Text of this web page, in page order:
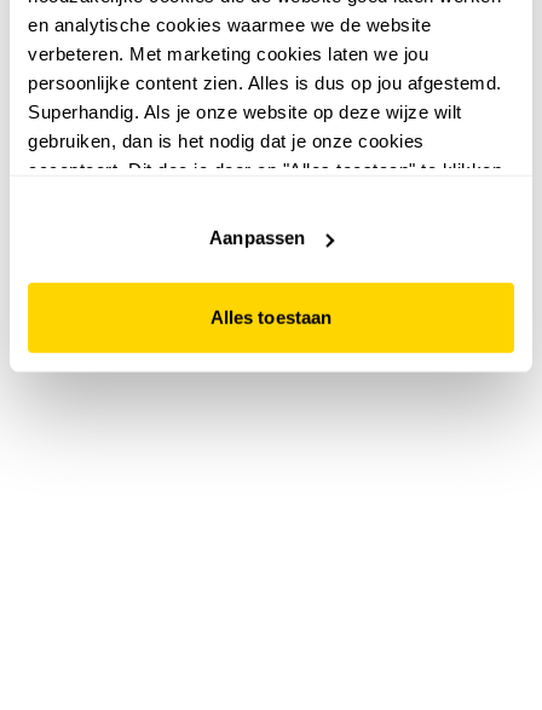
en analytische cookies waarmee we de website
verbeteren. Met marketing cookies laten we jou
persoonlijke content zien. Alles is dus op jou afgestemd.
Superhandig. Als je onze website op deze wijze wilt
gebruiken, dan is het nodig dat je onze cookies
accepteert. Dit doe je door op "Alles toestaan" te klikken.
website niet optimaal functioneert.
Aanpassen
Alles toestaan